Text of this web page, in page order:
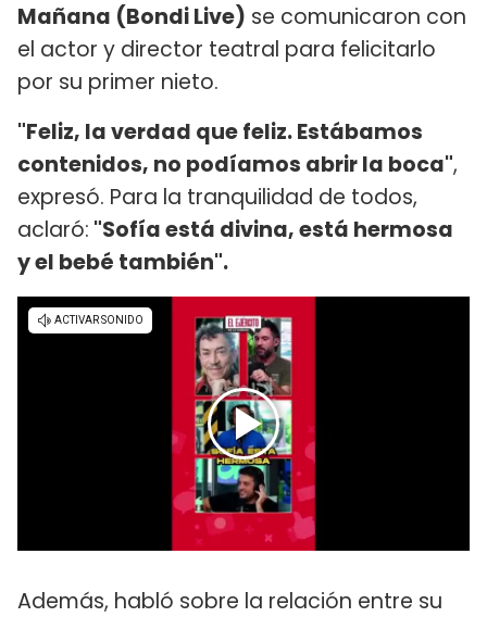
Mañana (Bondi Live) se comunicaron con
el actor y director teatral para felicitarlo
por su primer nieto.
"Feliz, la verdad que feliz. Estábamos
contenidos, no podíamos abrir la boca",
expresó. Para la tranquilidad de todos,
aclaró: "Sofía está divina, está hermosa
y el bebé también".
Además, habló sobre la relación entre su